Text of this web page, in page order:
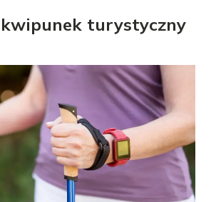
turystyczny